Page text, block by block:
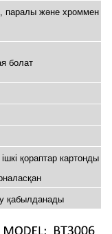
паралы және хроммен
болат
қораптар картонды
қабылданады